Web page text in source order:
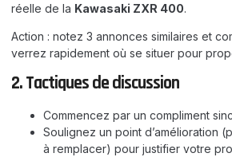
réelle de la Kawasaki ZXR 400.
Action : notez 3 annonces similaires et
verrez rapidement où se situer pour
2. Tactiques de discussion
Commencez par un compliment
Soulignez un point d’amélioration
à remplacer) pour justifier votre